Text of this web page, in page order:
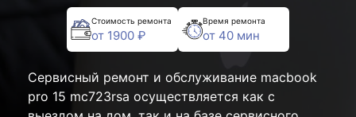
Стоимость ремонта
от 1900 ₽
Время ремонта
от 40 мин
Сервисный ремонт и обслуживание macbook
pro 15 mc723rsa осуществляется как с